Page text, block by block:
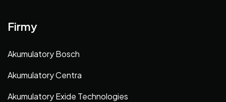
Firmy
Akumulatory Bosch
Akumulatory Centra
Akumulatory Exide Technologies